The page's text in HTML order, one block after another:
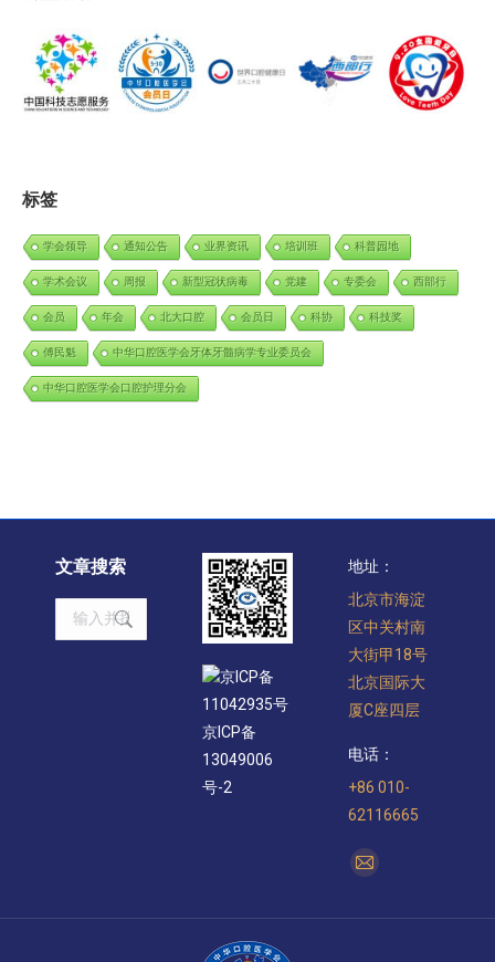
标签
学会领导 通知公告 业界资讯 培训班 科普园地
学术会议 周报 新型冠状病毒 党建 专委会 西部行
会员 年会 北大口腔 会员日 科协 科技奖
傅民魁 中华口腔医学会牙体牙髓病学专业委员会
中华口腔医学会口腔护理分会
文章搜索
Search:
京ICP备
11042935号
京ICP备
13049006
号-2
地址：
北京市海淀
区中关村南
大街甲18号
北京国际大
厦C座四层
电话：
+86 010-
62116665
找到我们：
Mail